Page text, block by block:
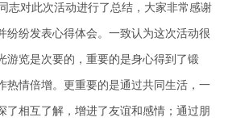
志对此次活动进行了总结，大家非常感谢
纷纷发表心得体会。一致认为这次活动很
游览是次要的，重要的是身心得到了锻
热情倍增。更重要的是通过共同生活，一
了相互了解，增进了友谊和感情；通过朋